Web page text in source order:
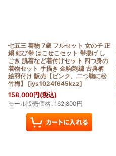
七五三 着物 7歳 フルセット 女の子 正
絹 結び帯 はこせこセット 帯揚げ し
ごき 肌着など着付けセット 四つ身の
着物セット 手描き 金駒刺繍 古典柄
絵羽付け 販売【ピンク、二つ鞠に松
竹梅】
[iys1024f645kzz]
158,000円(税込)
モール販売価格: 162,800円